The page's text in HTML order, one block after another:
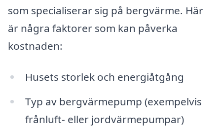
som specialiserar sig på bergvärme. Här
är några faktorer som kan påverka
kostnaden:
Husets storlek och energiåtgång
Typ av bergvärmepump (exempelvis
frånluft- eller jordvärmepumpar)